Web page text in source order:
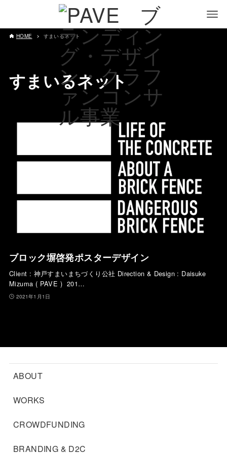
HOME すまいるネット
すまいるネット
ブロック塀啓発ポスターデザイン
Client : 神戸すまいまちづくり公社 Direction & Design : Daisuke
Mizuma ( PAVE ) 201…
2021年1月1日
ABOUT
WORKS
CROWDFUNDING
BRANDING & D2C